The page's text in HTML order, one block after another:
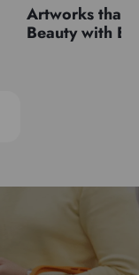
Artworks that
Beauty with